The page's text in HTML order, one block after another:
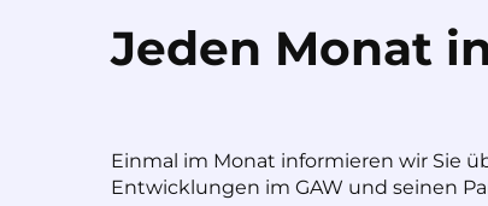
Jeden Monat
Einmal im Monat informieren wir Sie
Entwicklungen im GAW und seinen